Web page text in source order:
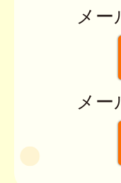
メ
メ